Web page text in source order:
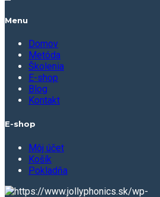
Menu
Domov
Metóda
Školenia
E-shop
Blog
Kontakt
E-shop
Môj účet
Košík
Pokladňa